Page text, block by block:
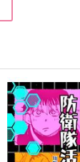
DARLING BABY!
OOOA